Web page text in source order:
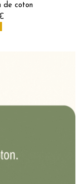
de coton